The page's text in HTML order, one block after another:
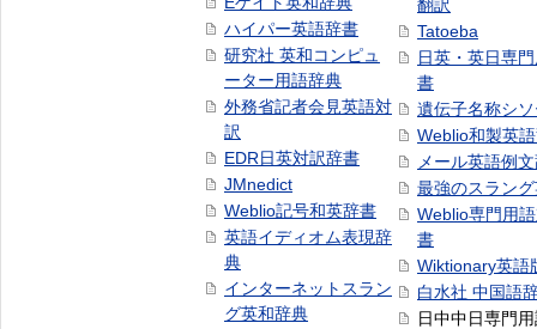
ハイパー英語辞書
研究社 英和コンピュ
ーター用語辞典
外務省記者会見英語対
訳
EDR日英対訳辞書
JMnedict
Weblio記号和英辞書
英語イディオム表現辞
典
インターネットスラン
グ英和辞典
翻訳
Tatoeba
日英・英日専
書
遺伝子名称シ
Weblio和製英
メール英語例
最強のスラン
Weblio専門用
書
Wiktionary英語
白水社 中国語
日中中日専門